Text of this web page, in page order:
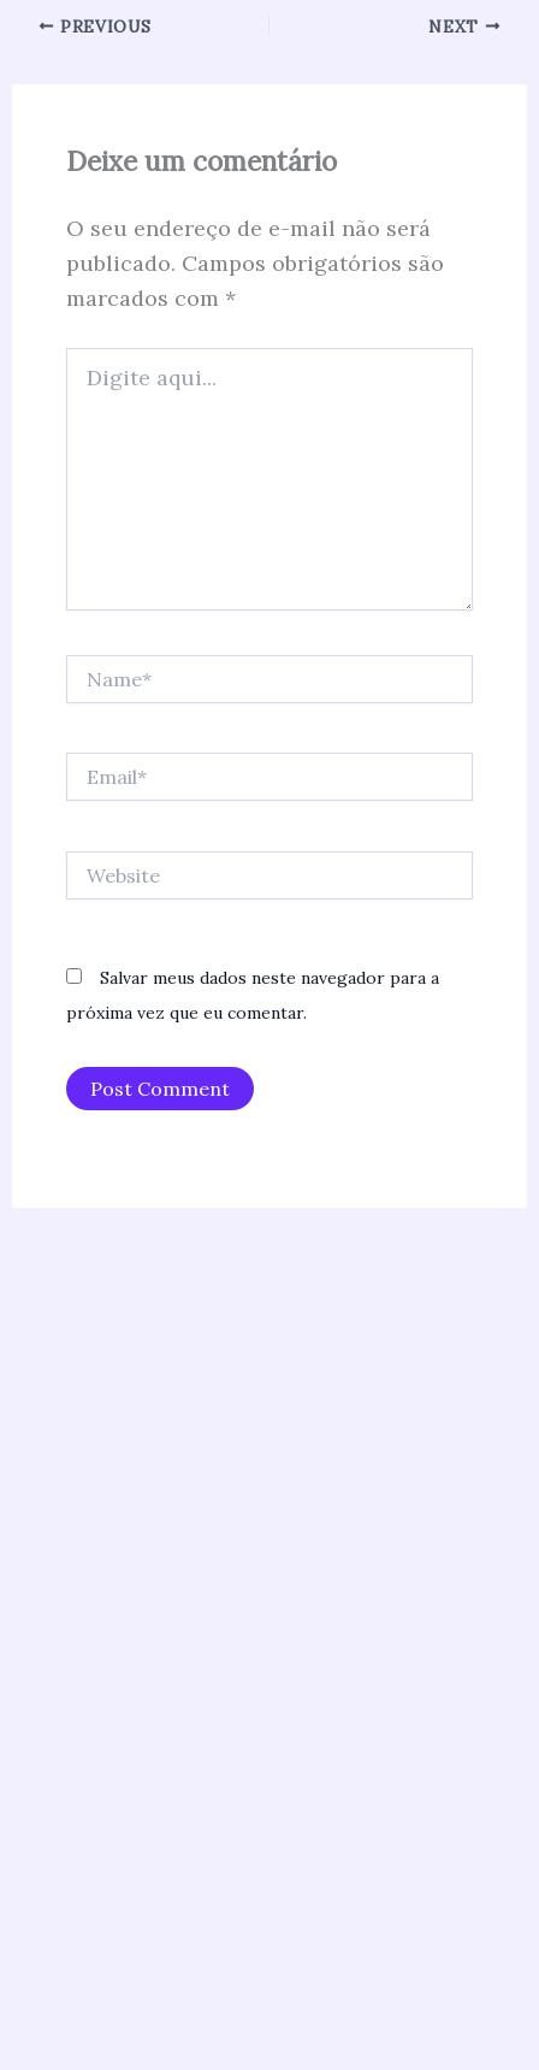
PREVIOUS NEXT
Deixe um comentário
O seu endereço de e-mail não será
publicado. Campos obrigatórios são
marcados com *
aqui...
Salvar meus dados neste navegador para a
próxima vez que eu comentar.